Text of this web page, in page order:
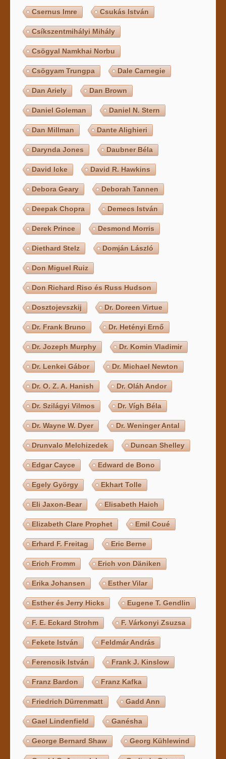
Csernus Imre Csukás István
Csíkszentmihályi Mihály
Csögyal Namkhai Norbu
Csögyam Trungpa Dale Carnegie
Dan Ariely Dan Brown
Daniel Goleman Daniel N. Stern
Dan Millman Dante Alighieri
Darynda Jones Daubner Béla
David Icke David R. Hawkins
Debora Geary Deborah Tannen
Deepak Chopra Demecs István
Derek Prince Desmond Morris
Diethard Stelz Domján László
Don Miguel Ruiz
Don Richard Riso és Russ Hudson
Dosztojevszkij Dr. Doreen Virtue
Dr. Frank Bruno Dr. Hetényi Ernő
Dr. Jozeph Murphy Dr. Komin Vladimir
Dr. Lenkei Gábor Dr. Michael Newton
Dr. O. Z. A. Hanish Dr. Oláh Andor
Dr. Szilágyi Vilmos Dr. Vígh Béla
Dr. Wayne W. Dyer Dr. Weninger Antal
Drunvalo Melchizedek Duncan Shelley
Edgar Cayce Edward de Bono
Egely György Ekhart Tolle
Eli Jaxon-Bear Elisabeth Haich
Elizabeth Clare Prophet Emil Coué
Erhard F. Freitag Eric Berne
Erich Fromm Erich von Däniken
Erika Johansen Esther Vilar
Esther és Jerry Hicks Eugene T. Gendlin
F. E. Eckard Strohm F. Várkonyi Zsuzsa
Fekete István Feldmár András
Ferencsik István Frank J. Kinslow
Franz Bardon Franz Kafka
Friedrich Dürrenmatt Gadd Ann
Gael Lindenfield Ganésha
George Bernard Shaw Georg Kühlewind